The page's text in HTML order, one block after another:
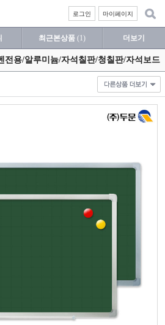
마이페이지
로그인
최근본상품 (1) 더보기
전용/알루미늄/자석칠판/청칠판/자석보드